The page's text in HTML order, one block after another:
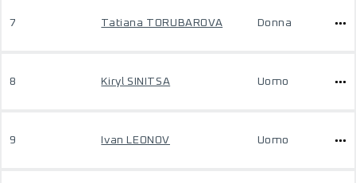
7 Tatiana TORUBAROVA Donna
8 Kiryl SINITSA Uomo
9 Ivan LEONOV Uomo